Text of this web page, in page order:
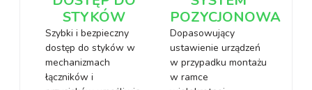
STYKÓW
Szybki i bezpieczny
dostęp do styków w
mechanizmach
łączników i
POZYCJONOWANIA
Dopasowujący
ustawienie urządzeń
w przypadku montażu
w ramce